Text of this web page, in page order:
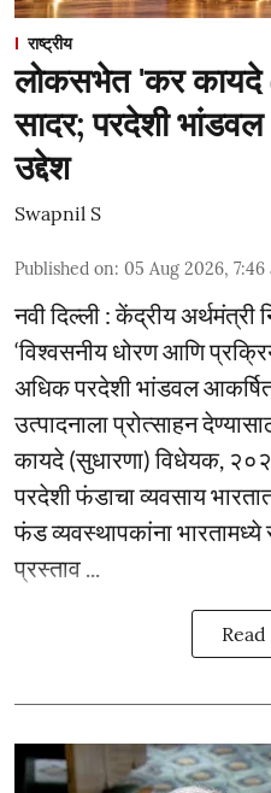
राष्ट्रीय
लोकसभेत 'कर कायदे
सादर; परदेशी
उद्देश
Swapnil S
Published on: 05 Aug 2026, 7:46
नवी दिल्ली : केंद्रीय अर्थमंत्री
‘विश्वसनीय धोरण आणि
अधिक परदेशी भांडवल
उत्पादनाला प्रोत्साहन
कायदे (सुधारणा) विधेयक,
परदेशी फंडाचा व्यवसाय
फंड व्यवस्थापकांना भारतामध्ये
प्रस्ताव ...